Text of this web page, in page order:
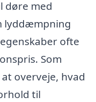
døre med
lyddæmpning
ofte
Som
overveje, hvad
til